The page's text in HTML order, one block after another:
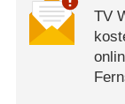
TV